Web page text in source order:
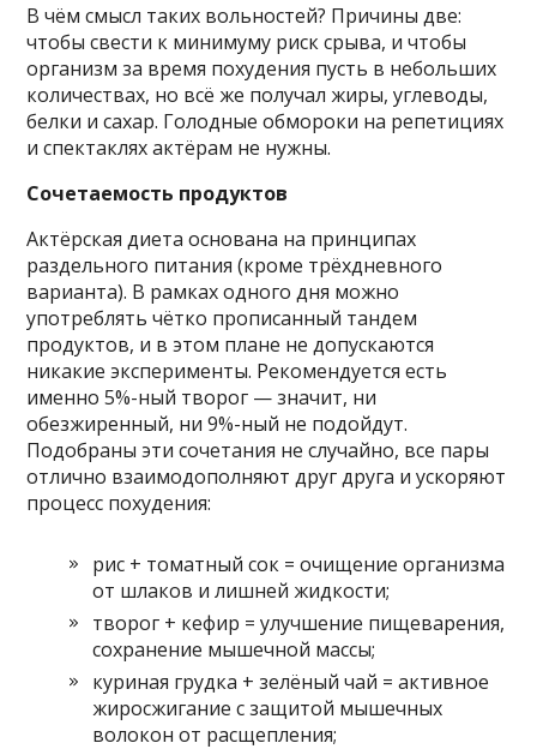
В чём смысл таких вольностей? Причины две:
чтобы свести к минимуму риск срыва, и чтобы
организм за время похудения пусть в небольших
количествах, но всё же получал жиры, углеводы,
белки и сахар. Голодные обмороки на репетициях
и спектаклях актёрам не нужны.
Сочетаемость продуктов
Актёрская диета основана на принципах
раздельного питания (кроме трёхдневного
варианта). В рамках одного дня можно
употреблять чётко прописанный тандем
продуктов, и в этом плане не допускаются
никакие эксперименты. Рекомендуется есть
именно 5%-ный творог — значит, ни
обезжиренный, ни 9%-ный не подойдут.
Подобраны эти сочетания не случайно, все пары
отлично взаимодополняют друг друга и ускоряют
процесс похудения:
рис + томатный сок = очищение организма
от шлаков и лишней жидкости;
творог + кефир = улучшение пищеварения,
сохранение мышечной массы;
куриная грудка + зелёный чай = активное
жиросжигание с защитой мышечных
волокон от расщепления;